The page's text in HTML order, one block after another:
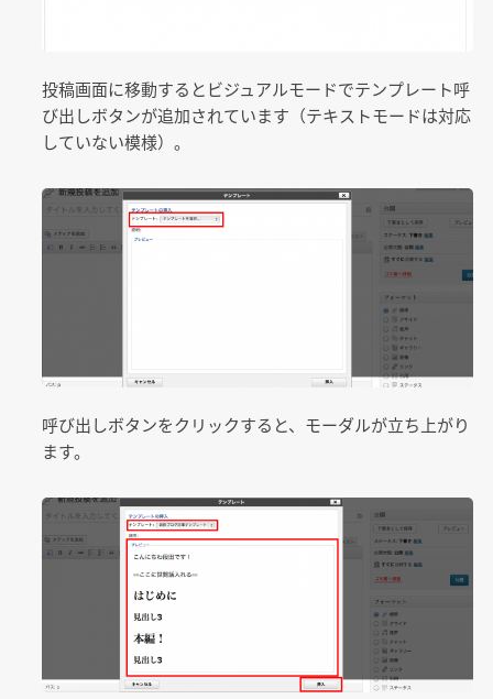
投稿画面に移動するとビジュアルモードでテンプレート呼
び出しボタンが追加されています（テキストモードは対応
していない模様）。
呼び出しボタンをクリックすると、モーダルが立ち上がり
ます。